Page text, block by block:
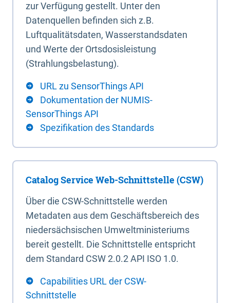
zur Verfügung gestellt. Unter den
Datenquellen befinden sich z.B.
Luftqualitätsdaten, Wasserstandsdaten
und Werte der Ortsdosisleistung
(Strahlungsbelastung).
URL zu SensorThings API
Dokumentation der NUMIS-
SensorThings API
Spezifikation des Standards
Catalog Service Web-Schnittstelle (CSW)
Über die CSW-Schnittstelle werden
Metadaten aus dem Geschäftsbereich des
niedersächsischen Umweltministeriums
bereit gestellt. Die Schnittstelle entspricht
dem Standard CSW 2.0.2 API ISO 1.0.
Capabilities URL der CSW-
Schnittstelle